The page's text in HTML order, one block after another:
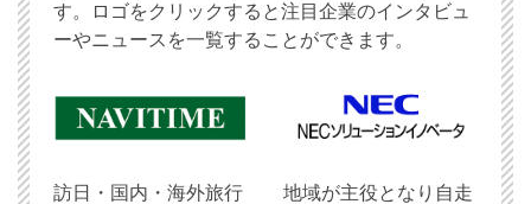
す。ロゴをクリックすると注目企業のインタビュ
ーやニュースを一覧することができます。
訪日・国内・海外旅行 地域が主役となり自走